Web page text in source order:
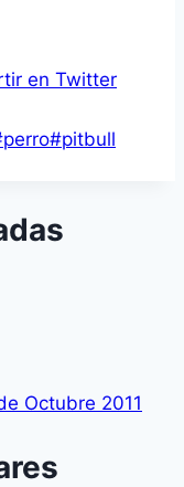
en Twitter
perro#pitbull
Octubre 2011